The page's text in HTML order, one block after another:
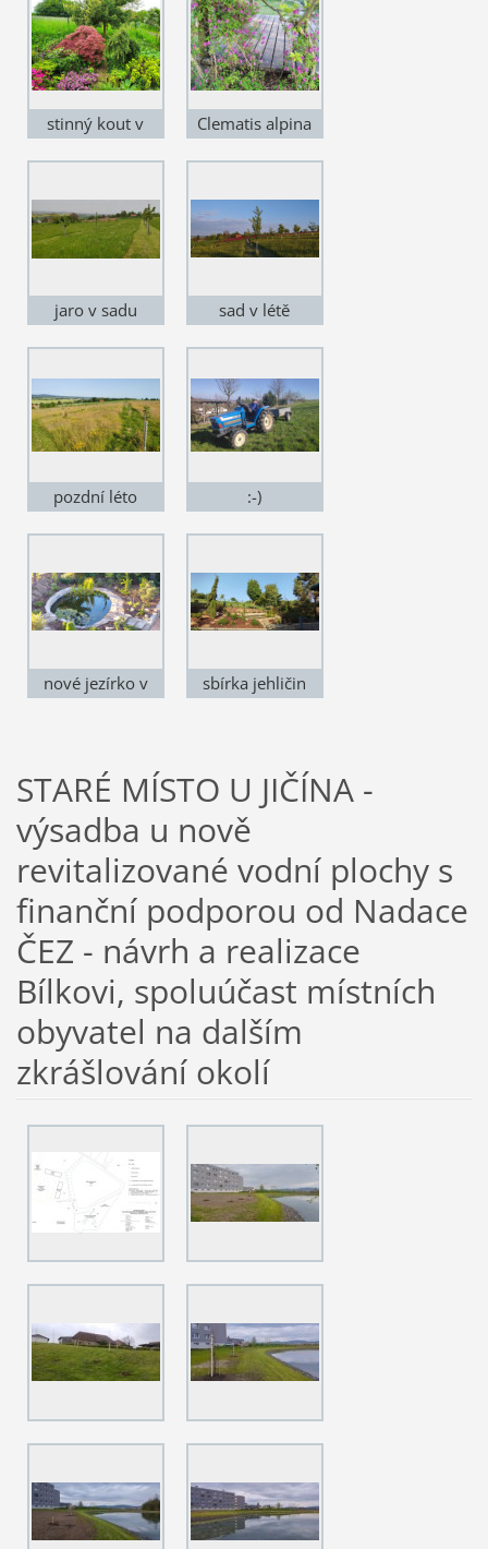
stinný kout v
Clematis alpina
jaro v sadu sad v létě
pozdní léto :-)
nové jezírko v
sbírka jehličin
STARÉ MÍSTO U JIČÍNA -
výsadba u nově
revitalizované vodní plochy s
finanční podporou od Nadace
ČEZ - návrh a realizace
Bílkovi, spoluúčast místních
obyvatel na dalším
zkrášlování okolí